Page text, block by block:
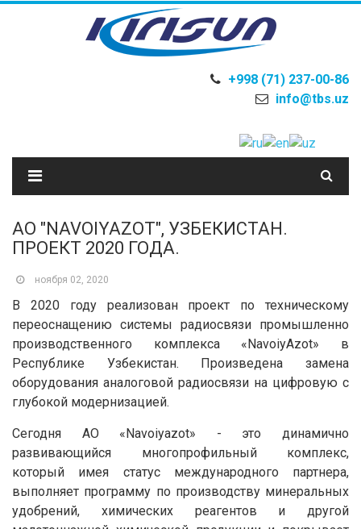
+998 (71) 237-00-86
info@tbs.uz
AO "NAVOIYAZOT", УЗБЕКИСТАН.
ПРОЕКТ 2020 ГОДА.
ноября 02, 2020
В 2020 году реализован проект по техническому
переоснащению системы радиосвязи промышленно
производственного комплекса «NavoiyAzot» в
Республике Узбекистан. Произведена замена
оборудования аналоговой радиосвязи на цифровую с
глубокой модернизацией.
Сегодня АО «Navoiyazot» - это динамично
развивающийся многопрофильный комплекс,
который имея статус международного партнера,
выполняет программу по производству минеральных
удобрений, химических реагентов и другой